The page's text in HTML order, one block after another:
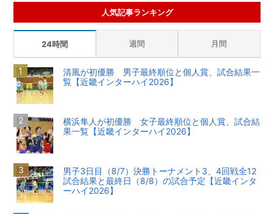
人気記事ランキング
24時間 週間 月間
清風が初優勝 男子最終順位と個人賞、試合結果一
覧【近畿インターハイ2026】
横浜隼人が初優勝 女子最終順位と個人賞、試合結
果一覧【近畿インターハイ2026】
男子3日目（8/7）決勝トーナメント3、4回戦全12
試合結果と最終日（8/8）の試合予定【近畿インタ
ーハイ2026】